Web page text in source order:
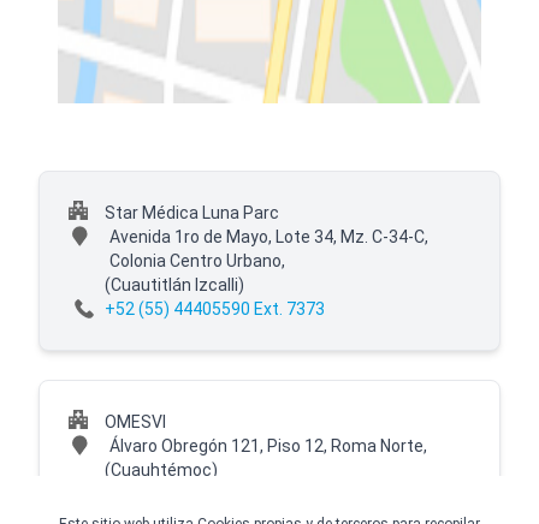
Star Médica Luna Parc
Avenida 1ro de Mayo, Lote 34, Mz. C-34-C,
Colonia Centro Urbano,
(Cuautitlán Izcalli)
+52 (55) 44405590 Ext. 7373
OMESVI
Álvaro Obregón 121, Piso 12, Roma Norte,
(Cuauhtémoc)